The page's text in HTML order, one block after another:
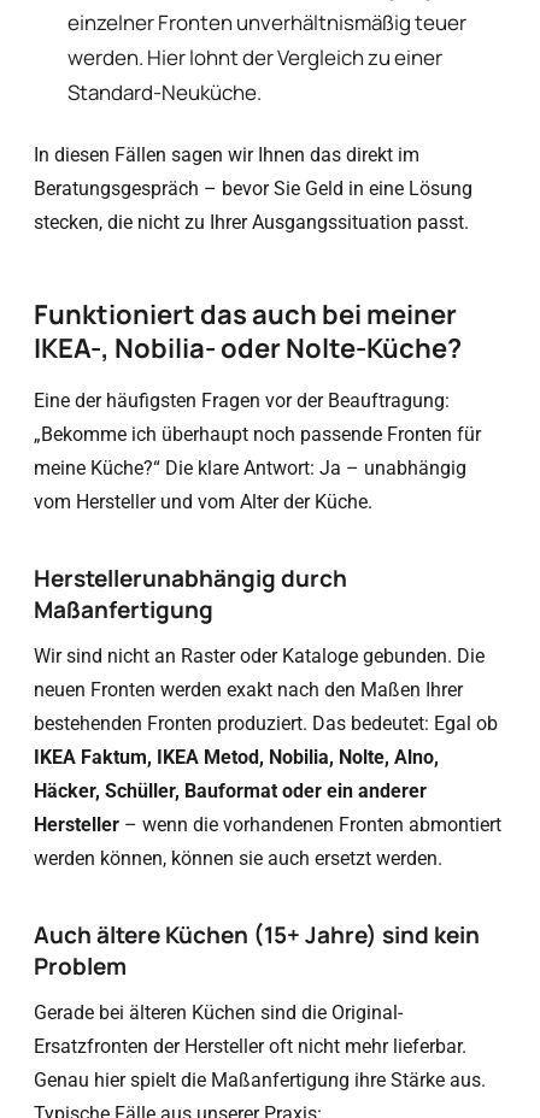
einzelner Fronten unverhältnismäßig teuer
werden. Hier lohnt der Vergleich zu einer
Standard-Neuküche.
In diesen Fällen sagen wir Ihnen das direkt im
Beratungsgespräch – bevor Sie Geld in eine Lösung
stecken, die nicht zu Ihrer Ausgangssituation passt.
Funktioniert das auch bei meiner
IKEA-, Nobilia- oder Nolte-Küche?
Eine der häufigsten Fragen vor der Beauftragung:
„Bekomme ich überhaupt noch passende Fronten für
meine Küche?“ Die klare Antwort: Ja – unabhängig
vom Hersteller und vom Alter der Küche.
Herstellerunabhängig durch
Maßanfertigung
Wir sind nicht an Raster oder Kataloge gebunden. Die
neuen Fronten werden exakt nach den Maßen Ihrer
bestehenden Fronten produziert. Das bedeutet: Egal ob
IKEA Faktum, IKEA Metod, Nobilia, Nolte, Alno,
Häcker, Schüller, Bauformat oder ein anderer
Hersteller – wenn die vorhandenen Fronten abmontiert
werden können, können sie auch ersetzt werden.
Auch ältere Küchen (15+ Jahre) sind kein
Problem
Gerade bei älteren Küchen sind die Original-
Ersatzfronten der Hersteller oft nicht mehr lieferbar.
Genau hier spielt die Maßanfertigung ihre Stärke aus.